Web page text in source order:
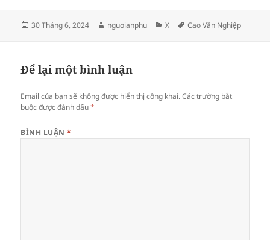
Đăng
30 Tháng 6, 2024
Tác
nguoianphu
Danh
X Thẻ
Cao Văn Nghiệp
Để lại một bình luận
Email của bạn sẽ không được hiển thị công khai. Các trường bắt
buộc được đánh dấu*
BÌNH LUẬN*